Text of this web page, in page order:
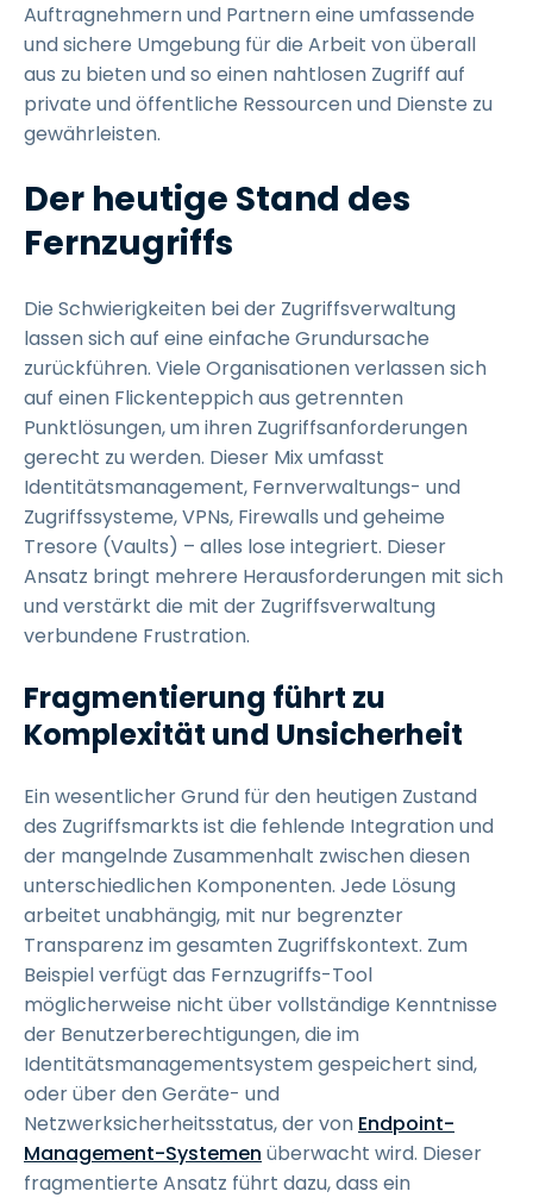
Auftragnehmern und Partnern eine umfassende
und sichere Umgebung für die Arbeit von überall
aus zu bieten und so einen nahtlosen Zugriff auf
private und öffentliche Ressourcen und Dienste zu
gewährleisten.
Der heutige Stand des
Fernzugriffs
Die Schwierigkeiten bei der Zugriffsverwaltung
lassen sich auf eine einfache Grundursache
zurückführen. Viele Organisationen verlassen sich
auf einen Flickenteppich aus getrennten
Punktlösungen, um ihren Zugriffsanforderungen
gerecht zu werden. Dieser Mix umfasst
Identitätsmanagement, Fernverwaltungs- und
Zugriffssysteme, VPNs, Firewalls und geheime
Tresore (Vaults) – alles lose integriert. Dieser
Ansatz bringt mehrere Herausforderungen mit sich
und verstärkt die mit der Zugriffsverwaltung
verbundene Frustration.
Fragmentierung führt zu
Komplexität und Unsicherheit
Ein wesentlicher Grund für den heutigen Zustand
des Zugriffsmarkts ist die fehlende Integration und
der mangelnde Zusammenhalt zwischen diesen
unterschiedlichen Komponenten. Jede Lösung
arbeitet unabhängig, mit nur begrenzter
Transparenz im gesamten Zugriffskontext. Zum
Beispiel verfügt das Fernzugriffs-Tool
möglicherweise nicht über vollständige Kenntnisse
der Benutzerberechtigungen, die im
Identitätsmanagementsystem gespeichert sind,
oder über den Geräte- und
Netzwerksicherheitsstatus, der von Endpoint-
Management-Systemen überwacht wird. Dieser
fragmentierte Ansatz führt dazu, dass ein